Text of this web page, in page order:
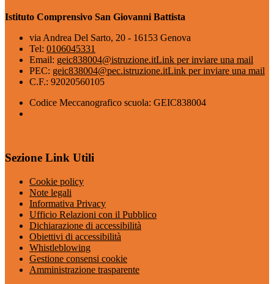
Istituto Comprensivo San Giovanni Battista
via Andrea Del Sarto, 20 - 16153 Genova
Tel: 0106045331
Email: geic838004@istruzione.itLink per inviare una mail
PEC: geic838004@pec.istruzione.itLink per inviare una mail
C.F.: 92020560105
Codice Meccanografico scuola: GEIC838004
Sezione Link Utili
Cookie policy
Note legali
Informativa Privacy
Ufficio Relazioni con il Pubblico
Dichiarazione di accessibilità
Obiettivi di accessibilità
Whistleblowing
Gestione consensi cookie
Amministrazione trasparente